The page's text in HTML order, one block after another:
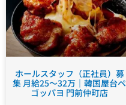
ホールスタッフ（正社員）募
集 月給25～32万｜韓国屋台ペ
ゴッパヨ 門前仲町店